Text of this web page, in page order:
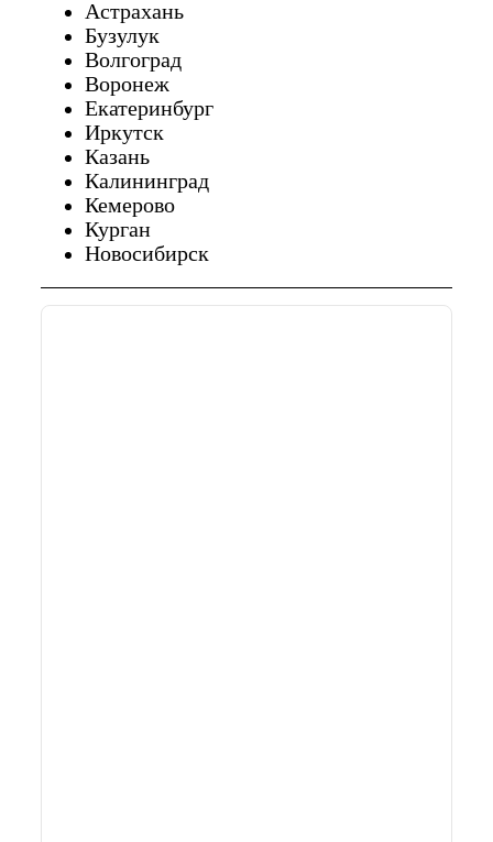
Астрахань
Бузулук
Волгоград
Воронеж
Екатеринбург
Иркутск
Казань
Калининград
Кемерово
Курган
Новосибирск